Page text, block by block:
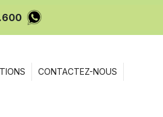
CONTACTEZ-NOUS